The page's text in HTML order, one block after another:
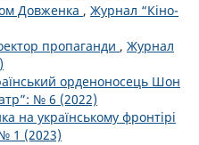
Довженка , Журнал “Кіно-
пропаганди , Журнал
орденоносець Шон
№ 6 (2022)
на українському фронтірі
1 (2023)